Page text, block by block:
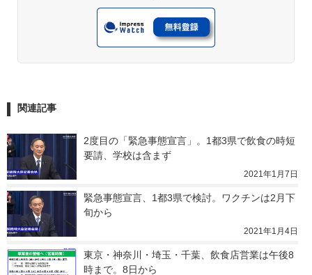
関連記事
2度目の「緊急事態宣言」。1都3県で飲食の時短
要請、学校は含まず
2021年1月7日
緊急事態宣言、1都3県で検討。ワクチンは2月下
旬から
2021年1月4日
東京・神奈川・埼玉・千葉、飲食店営業は午後8
時まで。8日から